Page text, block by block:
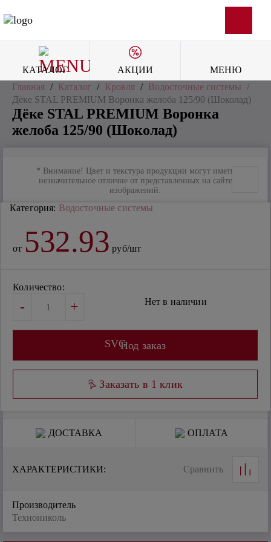
КАТАЛОГ АКЦИИ
МЕНЮ
Главная / Каталог / Кровля / Водосточные системы /
Дёке STAL PREMIUM Воронка желоба 125/90 (Шоколад)
Дёке STAL PREMIUM Воронка
желоба 125/90 (Шоколад)
* Внимание! Цвет и текстура продукции могут иметь
незначительное отличие от представленных на сайте
изображений.
Категория: Водосточные системы
от 532.93 руб/шт
Количество:
- + Нет в наличии
SVGПод заказ
Заказать в 1 клик
ДОСТАВКА ОПЛАТА
ХАРАКТЕРИСТИКИ: Сравнить
Производитель
Технониколь